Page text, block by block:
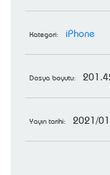
Kategori: iPhone
Dosya boyutu:
Yayın tarihi: 2021/